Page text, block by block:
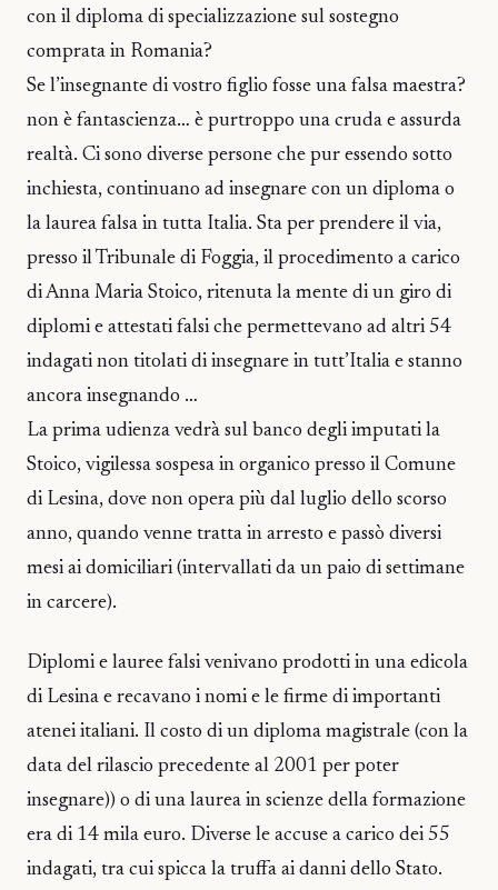
con il diploma di specializzazione sul sostegno
comprata in Romania?
Se l’insegnante di vostro figlio fosse una falsa maestra?
non è fantascienza… è purtroppo una cruda e assurda
realtà. Ci sono diverse persone che pur essendo sotto
inchiesta, continuano ad insegnare con un diploma o
la laurea falsa in tutta Italia. Sta per prendere il via,
presso il Tribunale di Foggia, il procedimento a carico
di Anna Maria Stoico, ritenuta la mente di un giro di
diplomi e attestati falsi che permettevano ad altri 54
indagati non titolati di insegnare in tutt’Italia e stanno
ancora insegnando …
La prima udienza vedrà sul banco degli imputati la
Stoico, vigilessa sospesa in organico presso il Comune
di Lesina, dove non opera più dal luglio dello scorso
anno, quando venne tratta in arresto e passò diversi
mesi ai domiciliari (intervallati da un paio di settimane
in carcere).
Diplomi e lauree falsi venivano prodotti in una edicola
di Lesina e recavano i nomi e le firme di importanti
atenei italiani. Il costo di un diploma magistrale (con la
data del rilascio precedente al 2001 per poter
insegnare)) o di una laurea in scienze della formazione
era di 14 mila euro. Diverse le accuse a carico dei 55
indagati, tra cui spicca la truffa ai danni dello Stato.